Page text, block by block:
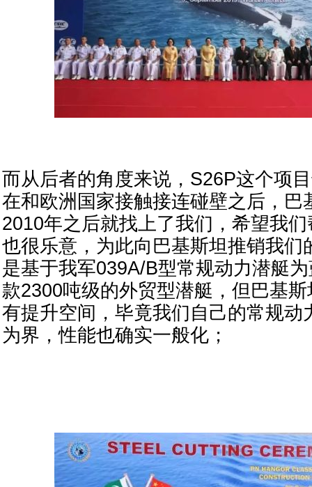
而从后者的角度来说，S26P这个项
在和欧洲国家接触接连碰壁之后，巴
2010年之后就找上了我们，希望我
也很乐意，为此向巴基斯坦推销我们
是基于我军039A/B型常规动力潜艇
款2300吨级的外贸型潜艇，但巴基
有提升空间，毕竟我们自己的常规动
为界，性能也确实一般化；